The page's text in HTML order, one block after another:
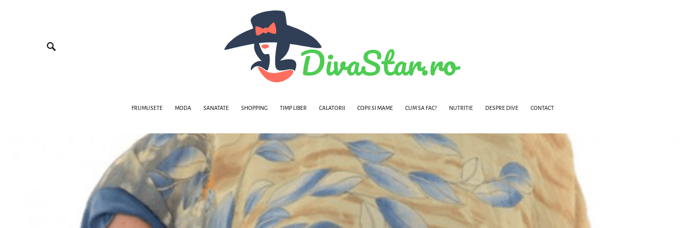
FRUMUSETE MODA SANATATE SHOPPING TIMP LIBER CALATORII COPII SI MAME CUM SA FAC? NUTRITIE DESPRE DIVE CONTACT